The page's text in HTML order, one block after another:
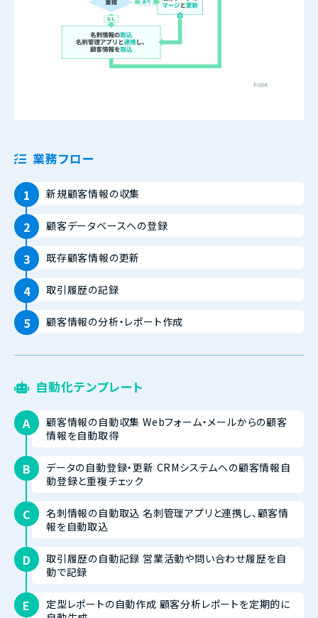
業務フロー
新規顧客情報の収集
顧客データベースへの登録
既存顧客情報の更新
取引履歴の記録
顧客情報の分析・レポート作成
自動化テンプレート
顧客情報の自動収集 Webフォーム・メールからの顧客
情報を自動取得
データの自動登録・更新 CRMシステムへの顧客情報自
動登録と重複チェック
名刺情報の自動取込 名刺管理アプリと連携し、顧客情
報を自動取込
取引履歴の自動記録 営業活動や問い合わせ履歴を自
動で記録
定型レポートの自動作成 顧客分析レポートを定期的に